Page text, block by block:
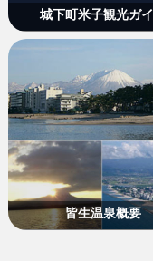
城下町米子観光ガ
皆生温泉概要